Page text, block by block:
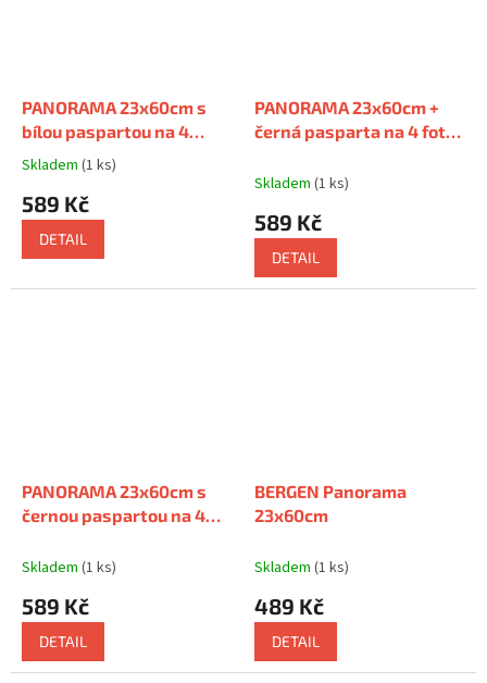
PANORAMA 23x60cm s
bílou paspartou na 4
fotky 10x15cm
paspartou na 4 foto
10x15cm
Průměrné
produktu
5
Skladem (1 ks)
589 Kč
DETAIL
PANORAMA 23x60cm +
černá pasparta na 4 foto
foto 10x15cm
Skladem (1 ks)
589 Kč
DETAIL
PANORAMA 23x60cm s
černou paspartou na 4
paspartou na 4 foto
Skladem (1 ks)
589 Kč
DETAIL
BERGEN Panorama
23x60cm
Skladem (1 ks)
489 Kč
DETAIL